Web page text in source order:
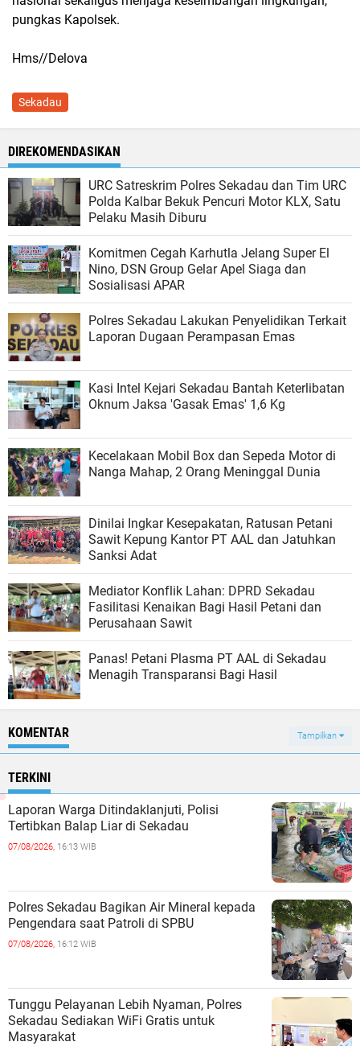
pungkas Kapolsek.
Hms//Delova
Sekadau
DIREKOMENDASIKAN
URC Satreskrim Polres Sekadau dan Tim URC
Polda Kalbar Bekuk Pencuri Motor KLX, Satu
Pelaku Masih Diburu
Komitmen Cegah Karhutla Jelang Super El
Nino, DSN Group Gelar Apel Siaga dan
Sosialisasi APAR
Polres Sekadau Lakukan Penyelidikan Terkait
Laporan Dugaan Perampasan Emas
​Kasi Intel Kejari Sekadau Bantah Keterlibatan
Oknum Jaksa 'Gasak Emas' 1,6 Kg
Kecelakaan Mobil Box dan Sepeda Motor di
Nanga Mahap, 2 Orang Meninggal Dunia
Dinilai Ingkar Kesepakatan, Ratusan Petani
Sawit Kepung Kantor PT AAL dan Jatuhkan
Sanksi Adat
​Mediator Konflik Lahan: DPRD Sekadau
Fasilitasi Kenaikan Bagi Hasil Petani dan
Perusahaan Sawit
Panas! Petani Plasma PT AAL di Sekadau
Menagih Transparansi Bagi Hasil
KOMENTAR Tampilkan
TERKINI
Laporan Warga Ditindaklanjuti, Polisi
Tertibkan Balap Liar di Sekadau
07/08/2026, 16:13 WIB
Polres Sekadau Bagikan Air Mineral kepada
Pengendara saat Patroli di SPBU
07/08/2026, 16:12 WIB
Tunggu Pelayanan Lebih Nyaman, Polres
Sekadau Sediakan WiFi Gratis untuk
Masyarakat